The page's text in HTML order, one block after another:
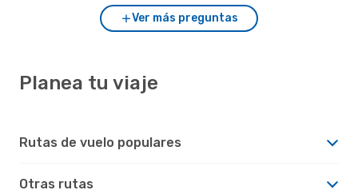
Ver más preguntas
Planea tu viaje
Rutas de vuelo populares
Otras rutas